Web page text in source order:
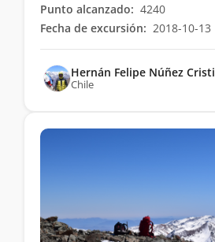
Punto alcanzado: 4240
Fecha de excursión: 2018-10-13
Hernán Felipe Núñez Cristi
Chile